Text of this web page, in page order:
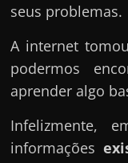
seus problemas.
A internet
podermos
aprender algo
Infelizmente,
informações